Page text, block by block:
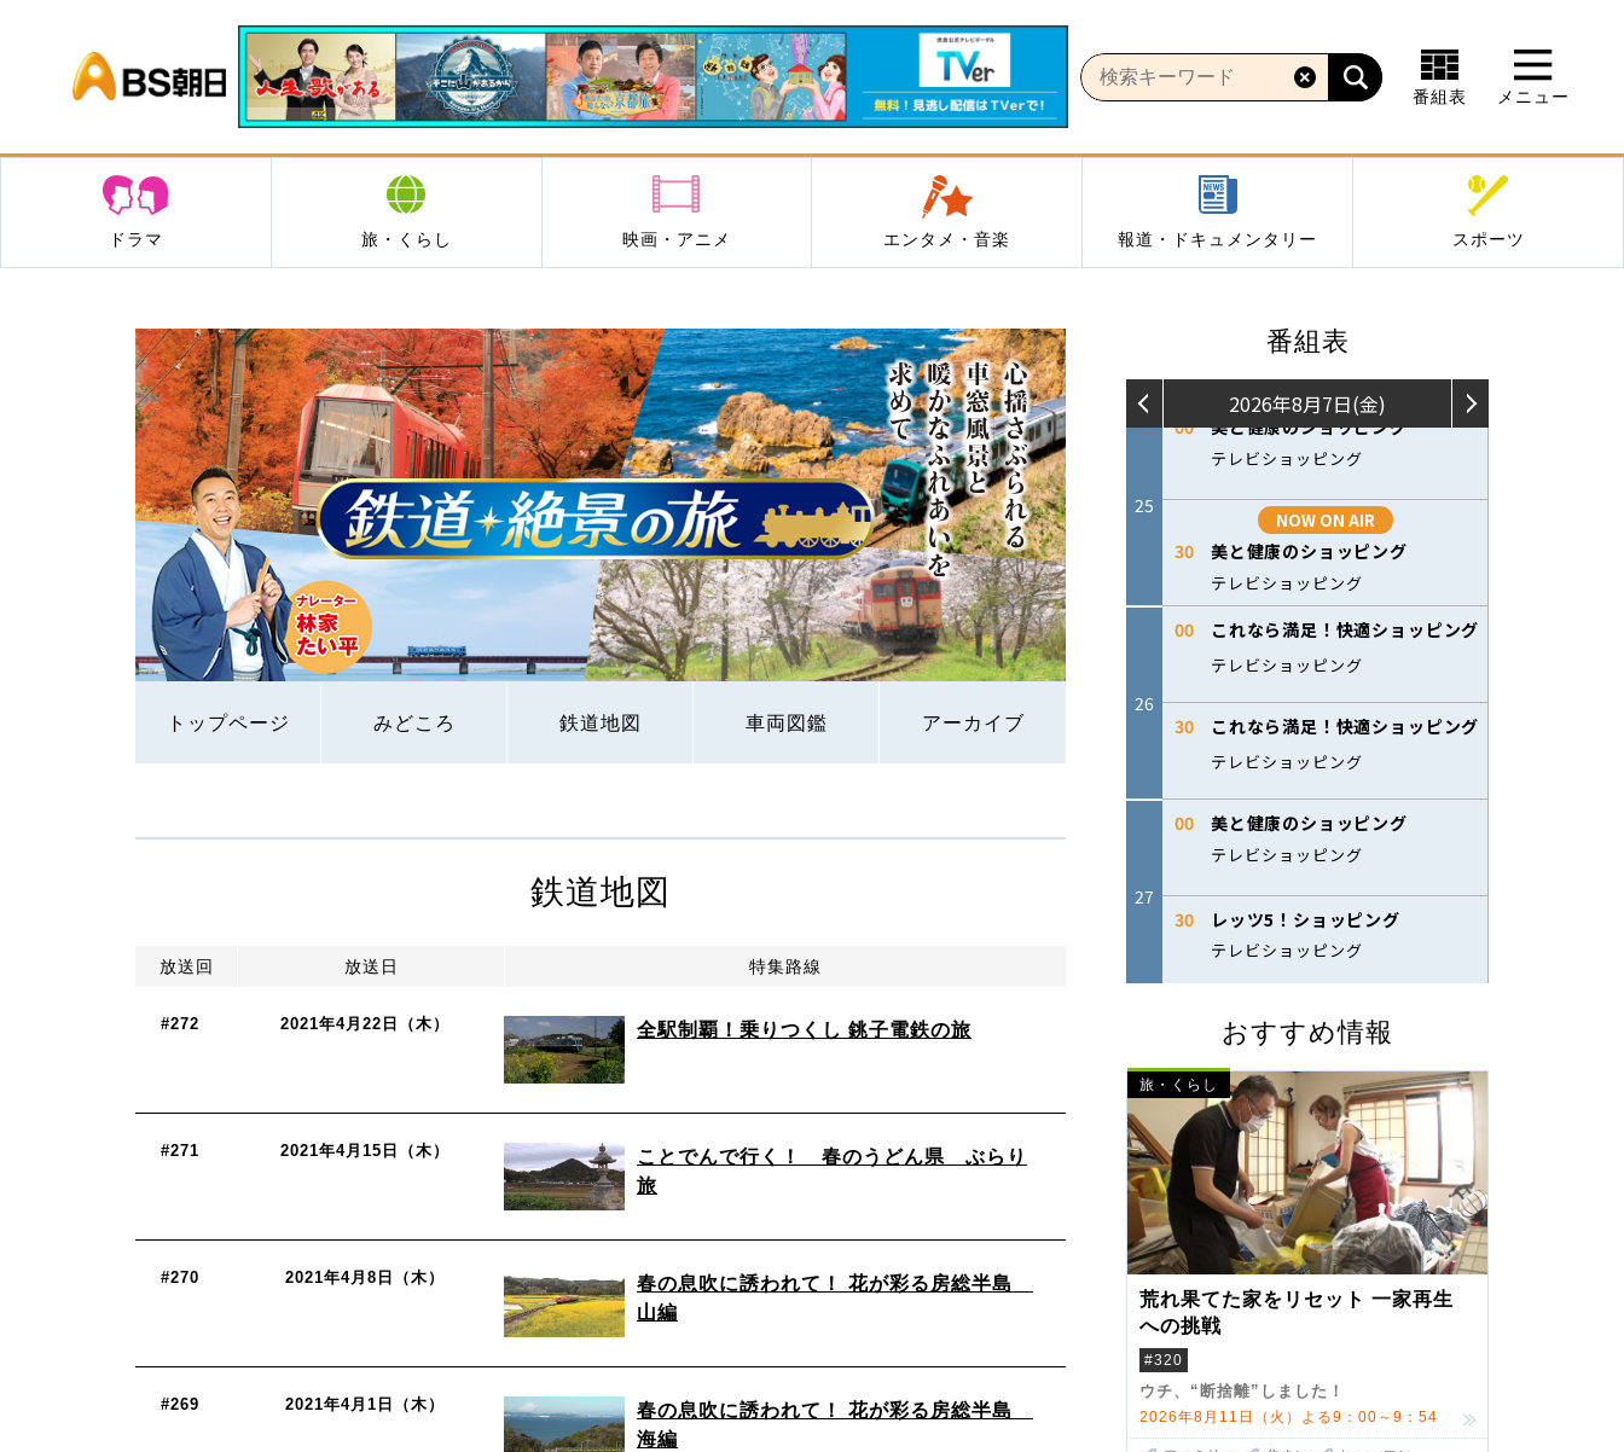
BS朝日
番組表 メニュー
ドラマ 旅・くらし 映画・アニメ エンタメ・音楽 報道・ドキュメンタリー スポーツ
トップページ みどころ 鉄道地図 車両図鑑 アーカイブ
番組表
おすすめ情報
旅・くらし
荒れ果てた家をリセット 一家再生
への挑戦
#320
ウチ、“断捨離”しました！
2026年8月11日（火）よる9：00～9：54
鉄道地図
放送回 放送日 特集路線
#272 2021年4月22日（木） 全駅制覇！乗りつくし 銚子電鉄の旅
#271 2021年4月15日（木）
ことでんで行く！ 春のうどん県 ぶらり
旅
#270 2021年4月8日（木）
春の息吹に誘われて！ 花が彩る房総半島
山編
#269 2021年4月1日（木）
春の息吹に誘われて！ 花が彩る房総半島
海編